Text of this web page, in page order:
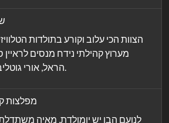
הצוות הכי עלוב וקורע בתולדות
מערוץ קהילתי נידח מנסים
הראל, אורי גוטליב וארז בן הרוש. (שח).
מפלצות
לנועם הבן יש יומולדת, מאיה